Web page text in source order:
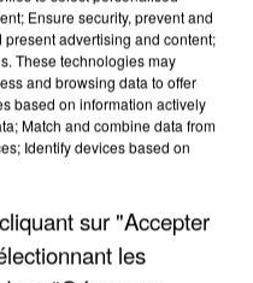
Ensure security, prevent and
advertising and content;
These technologies may
and browsing data to offer
based on information actively
Match and combine data from
Identify devices based on
sur "Accepter
les